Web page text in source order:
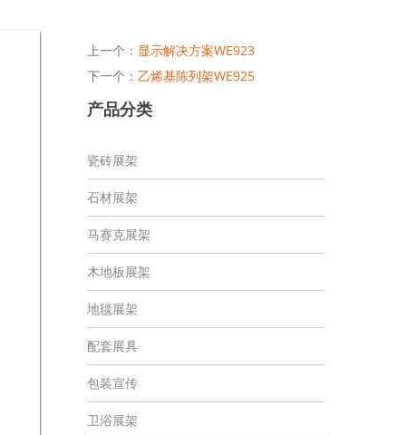
上一个： 显示解决方案WE923
下一个： 乙烯基陈列架WE925
产品分类
瓷砖展架
石材展架
马赛克展架
木地板展架
地毯展架
配套展具
包装宣传
卫浴展架